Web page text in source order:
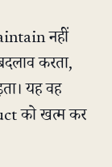
नहीं
करता,
यह वह
को खत्म कर